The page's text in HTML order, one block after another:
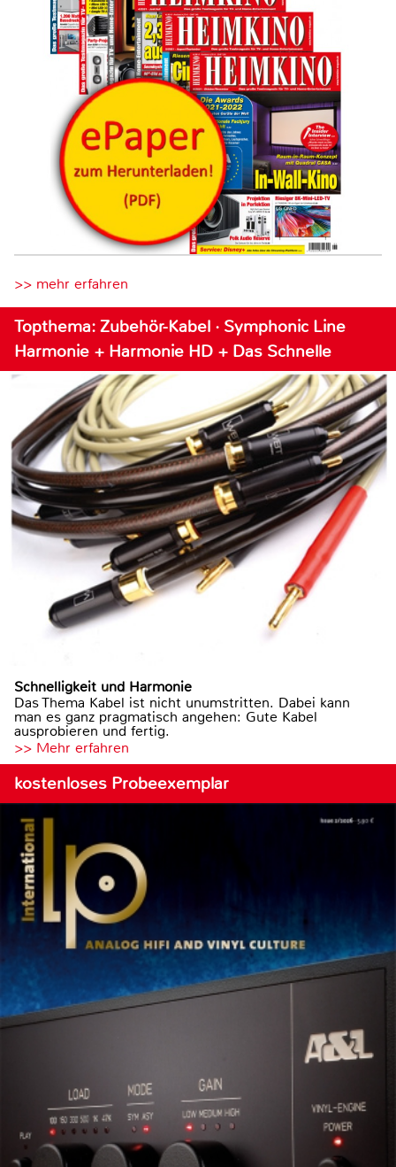
>> mehr erfahren
Topthema: Zubehör-Kabel · Symphonic Line
Harmonie + Harmonie HD + Das Schnelle
Schnelligkeit und Harmonie
Das Thema Kabel ist nicht unumstritten. Dabei kann
man es ganz pragmatisch angehen: Gute Kabel
ausprobieren und fertig.
>> Mehr erfahren
kostenloses Probeexemplar